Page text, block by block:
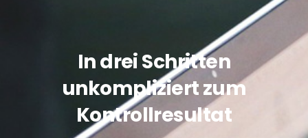
In drei Schritten
unkompliziert zum
Kontrollresultat